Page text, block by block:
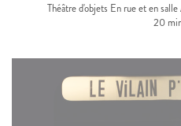
Théâtre d'objets En rue et en
20